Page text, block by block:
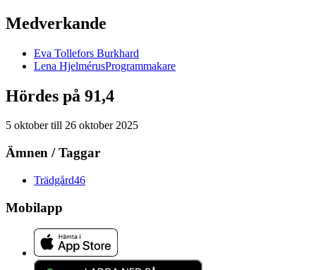
Medverkande
Eva Tollefors Burkhard
Lena HjelmérusProgrammakare
Hördes på 91,4
5 oktobertill 26 oktober 2025
Ämnen / Taggar
Trädgård46
Mobilapp